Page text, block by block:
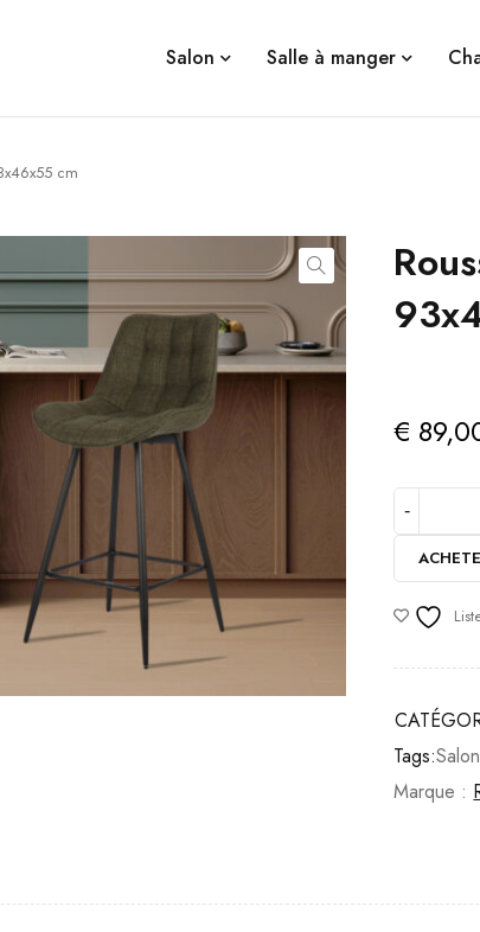
Salon Salle à manger
cm
€
Tags:
Marque :